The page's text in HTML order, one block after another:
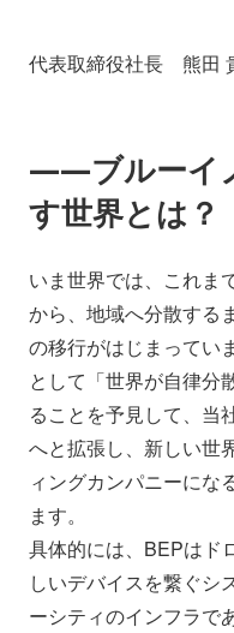
会社情報
IR情報
代表取締役社長 熊田
――ブルーイ
す世界とは？
いま世界では、これま
から、地域へ分散する
の移行がはじまってい
として「世界が自律分
ることを予見して、当
へと拡張し、新しい世
ィングカンパニーにな
ます。
具体的には、BEPはド
しいデバイスを繋ぐシ
ーシティのインフラで